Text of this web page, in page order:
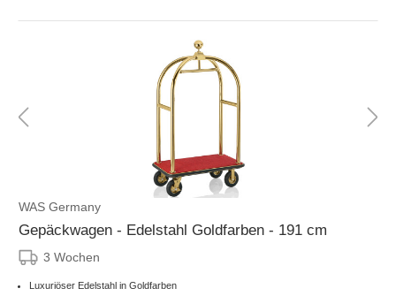
WAS Germany
Gepäckwagen - Edelstahl Goldfarben - 191 cm
3 Wochen
Luxuriöser Edelstahl in Goldfarben